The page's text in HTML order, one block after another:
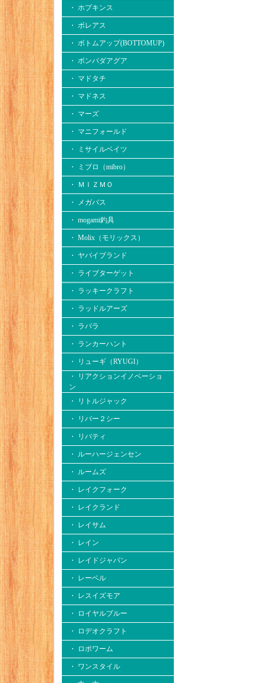
・ ホプキンス
・ ボレアス
・ ボトムアップ(BOTTOMUP)
・ ボンバダアグア
・ マドタチ
・ マドネス
・ マーズ
・ マニフォールド
・ ミサイルベイツ
・ ミブロ（mibro）
・ ＭＩＺＭＯ
・ メガバス
・ mogami釣具
・ Molix（モリックス）
・ ヤバイブランド
・ ライブターゲット
・ ラッキークラフト
・ ラッドルアーズ
・ ラパラ
・ ランカーハント
・ リューギ（RYUGI）
・ リアクションイノベーショ
ン
・ リトルジャック
・ リバー２シー
・ リバティ
・ ルーハージェンセン
・ ルームズ
・ レイクフォーク
・ レイクランド
・ レイサム
・ レイン
・ レイドジャパン
・ レーベル
・ レスイズモア
・ ロイヤルブルー
・ ロデオクラフト
・ ロボワーム
・ ワンスタイル